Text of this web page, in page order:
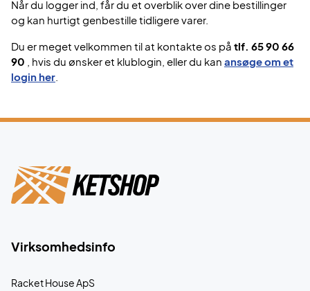
Når du logger ind, får du et overblik over dine bestillinger
og kan hurtigt genbestille tidligere varer.
Du er meget velkommen til at kontakte os på tlf. 65 90 66
90
, hvis du ønsker et klublogin, eller du kan ansøge om et
login her
Virksomhedsinfo
Racket House ApS